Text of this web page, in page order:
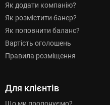
Як додати компанію?
Як розмістити банер?
Як поповнити баланс?
Вартість оголошень
Правила розміщення
Для клієнтів